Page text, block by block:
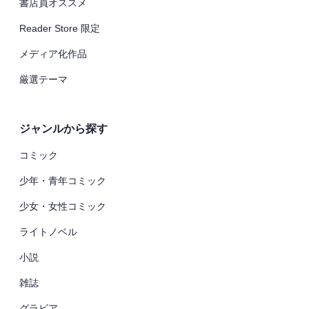
書店員オススメ
Reader Store 限定
メディア化作品
厳選テーマ
ジャンルから探す
コミック
少年・青年コミック
少女・女性コミック
ライトノベル
小説
雑誌